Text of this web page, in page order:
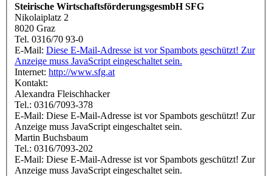
Steirische WirtschaftsförderungsgesmbH SFG
Nikolaiplatz 2
8020 Graz
Tel. 0316/70 93-0
E-Mail: Diese E-Mail-Adresse ist vor Spambots geschützt! Zur
Anzeige muss JavaScript eingeschaltet sein.
Internet: http://www.sfg.at
Kontakt:
Alexandra Fleischhacker
Tel.: 0316/7093-378
E-Mail: Diese E-Mail-Adresse ist vor Spambots geschützt! Zur
Anzeige muss JavaScript eingeschaltet sein.
Martin Buchsbaum
Tel.: 0316/7093-202
E-Mail: Diese E-Mail-Adresse ist vor Spambots geschützt! Zur
Anzeige muss JavaScript eingeschaltet sein.